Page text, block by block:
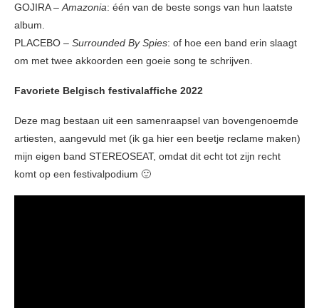
GOJIRA –Amazonia: één van de beste songs van hun laatste
album.
PLACEBO – Surrounded By Spies: of hoe een band erin slaagt
om met twee akkoorden een goeie song te schrijven.
Favoriete Belgisch festivalaffiche 2022
Deze mag bestaan uit een samenraapsel van bovengenoemde
artiesten, aangevuld met (ik ga hier een beetje reclame maken)
mijn eigen band STEREOSEAT, omdat dit echt tot zijn recht
komt op een festivalpodium 🙂